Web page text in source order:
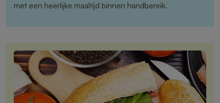
met een heerlijke maaltijd binnen handbereik.